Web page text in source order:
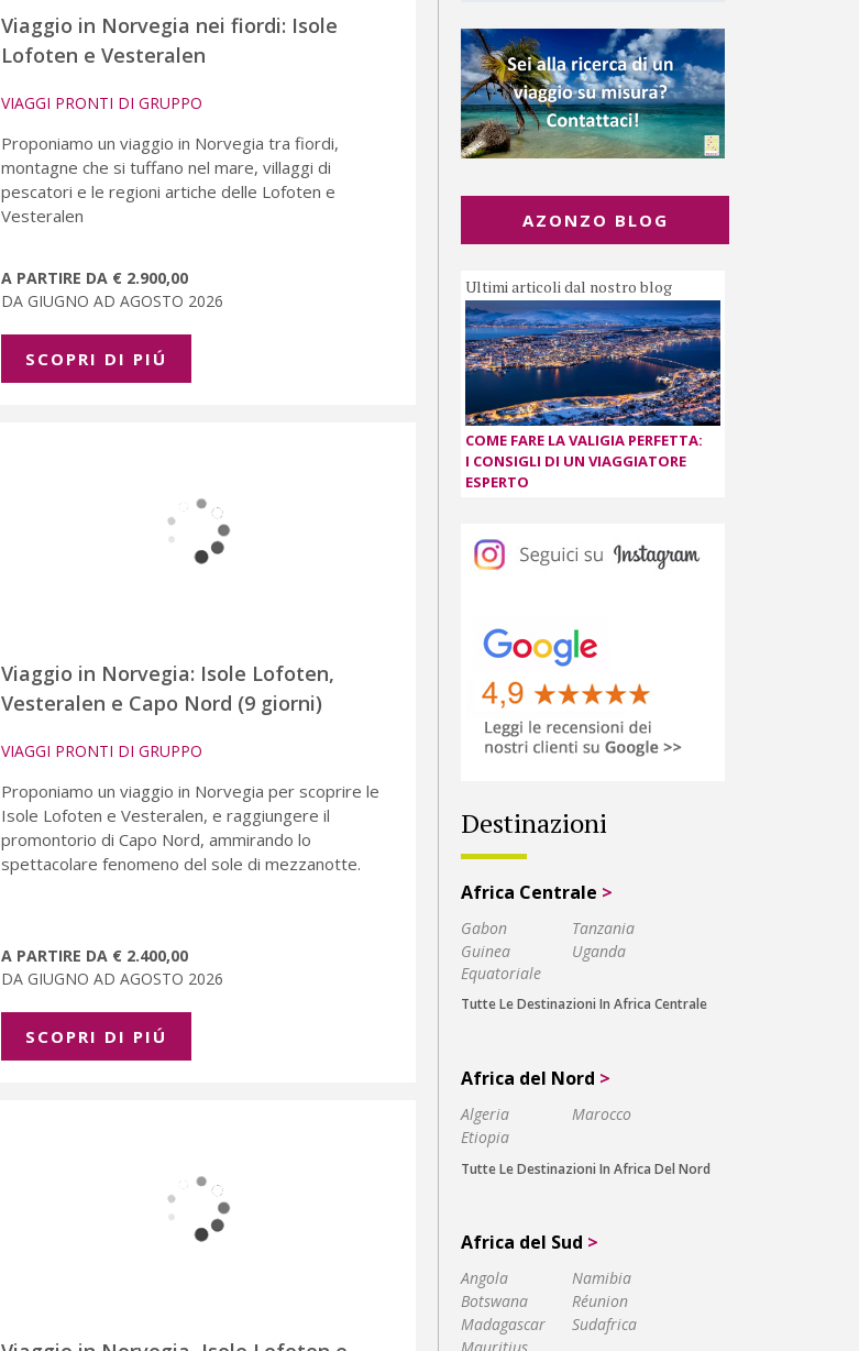
Viaggio in Norvegia nei fiordi: Isole
Lofoten e Vesteralen
VIAGGI PRONTI DI GRUPPO
Proponiamo un viaggio in Norvegia tra fiordi,
montagne che si tuffano nel mare, villaggi di
pescatori e le regioni artiche delle Lofoten e
Vesteralen
A PARTIRE DA € 2.900,00
DA GIUGNO AD AGOSTO 2026
SCOPRI DI PIÚ
Viaggio in Norvegia: Isole Lofoten,
Vesteralen e Capo Nord (9 giorni)
VIAGGI PRONTI DI GRUPPO
Proponiamo un viaggio in Norvegia per scoprire le
Isole Lofoten e Vesteralen, e raggiungere il
promontorio di Capo Nord, ammirando lo
spettacolare fenomeno del sole di mezzanotte.
A PARTIRE DA € 2.400,00
DA GIUGNO AD AGOSTO 2026
SCOPRI DI PIÚ
AZONZO BLOG
Ultimi articoli dal nostro blog
COME FARE LA VALIGIA PERFETTA:
I CONSIGLI DI UN VIAGGIATORE
ESPERTO
Destinazioni
Africa Centrale >
Gabon
Guinea
Equatoriale
Tanzania
Uganda
Tutte Le Destinazioni In Africa Centrale
Africa del Nord >
Algeria
Etiopia
Marocco
Tutte Le Destinazioni In Africa Del Nord
Africa del Sud >
Angola
Botswana
Madagascar
Namibia
Réunion
Sudafrica